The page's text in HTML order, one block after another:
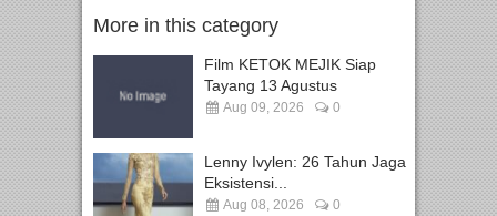
More in this category
Film KETOK MEJIK Siap
Tayang 13 Agustus
Aug 09, 2026 0
Lenny Ivylen: 26 Tahun Jaga
Eksistensi...
Aug 08, 2026 0